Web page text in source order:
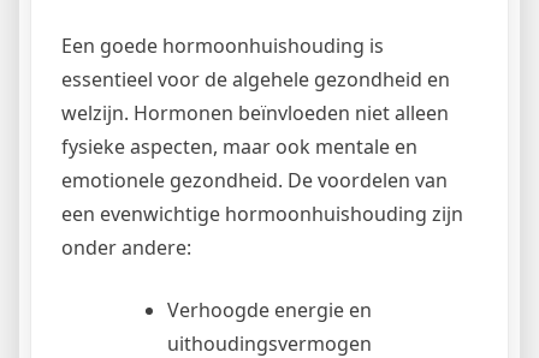
Een goede hormoonhuishouding is
essentieel voor de algehele gezondheid en
welzijn. Hormonen beïnvloeden niet alleen
fysieke aspecten, maar ook mentale en
emotionele gezondheid. De voordelen van
een evenwichtige hormoonhuishouding zijn
onder andere:
Verhoogde energie en
uithoudingsvermogen